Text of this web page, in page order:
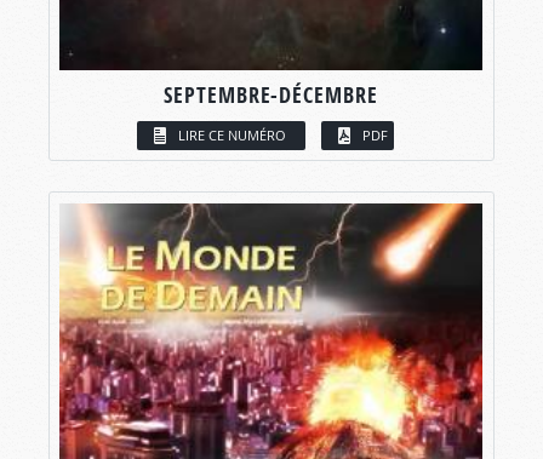
SEPTEMBRE-DÉCEMBRE
LIRE CE NUMÉRO PDF